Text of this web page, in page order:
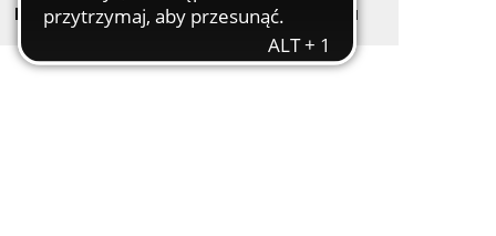
Byli z nami Zgłoś marzyciela